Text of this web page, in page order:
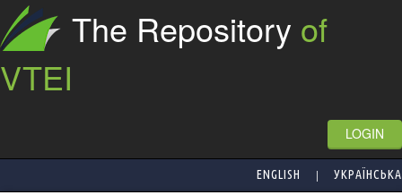
The Repository of
VTEI
LOGIN
ENGLISH | УКРАЇНСЬКА